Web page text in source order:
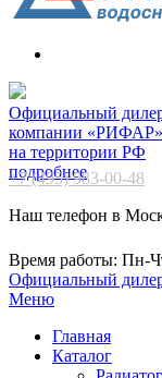
Официальный
компании «РИФАР»
на территории РФ
подробнее
+7 (495) 983-00-48
Наш телефон в
Время работы: Пн-
Официальный
Меню
Главная
Каталог